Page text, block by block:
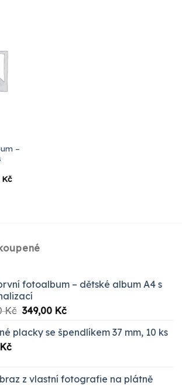
–
KčAktuální
fotoalbum – dětské album A4 s
Kč Původní
byla:
349,00 KčAktuální
je:
placky se špendlíkem 37 mm, 10 ks
Kč
z vlastní fotografie na plátně